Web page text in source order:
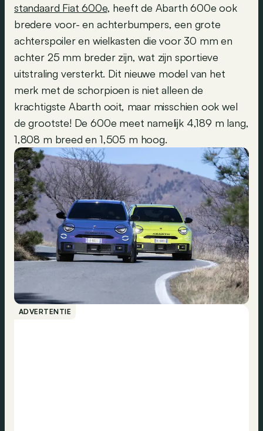
standaard Fiat 600e, heeft de Abarth 600e ook
bredere voor- en achterbumpers, een grote
achterspoiler en wielkasten die voor 30 mm en
achter 25 mm breder zijn, wat zijn sportieve
uitstraling versterkt. Dit nieuwe model van het
merk met de schorpioen is niet alleen de
krachtigste Abarth ooit, maar misschien ook wel
de grootste! De 600e meet namelijk 4,189 m lang,
1,808 m breed en 1,505 m hoog.
ADVERTENTIE